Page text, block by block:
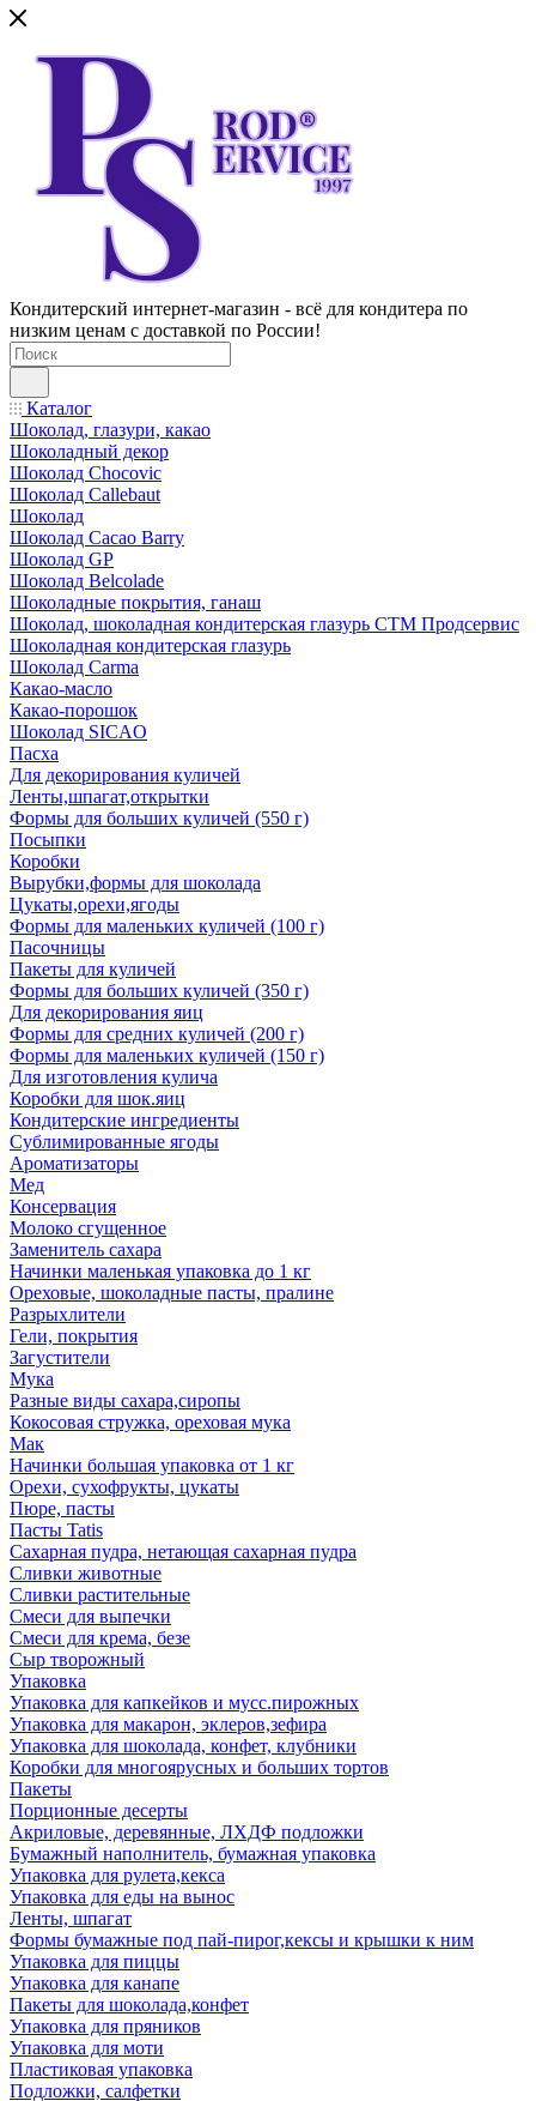
Кондитерский интернет-магазин - всё для кондитера по
низким ценам с доставкой по России!
Каталог
Шоколад, глазури, какао
Шоколадный декор
Шоколад Chocovic
Шоколад Callebaut
Шоколад
Шоколад Cacao Barry
Шоколад GP
Шоколад Belcolade
Шоколадные покрытия, ганаш
Шоколад, шоколадная кондитерская глазурь СТМ Продсервис
Шоколадная кондитерская глазурь
Шоколад Carma
Какао-масло
Какао-порошок
Шоколад SICAO
Пасха
Для декорирования куличей
Ленты,шпагат,открытки
Формы для больших куличей (550 г)
Посыпки
Коробки
Вырубки,формы для шоколада
Цукаты,орехи,ягоды
Формы для маленьких куличей (100 г)
Пасочницы
Пакеты для куличей
Формы для больших куличей (350 г)
Для декорирования яиц
Формы для средних куличей (200 г)
Формы для маленьких куличей (150 г)
Для изготовления кулича
Коробки для шок.яиц
Кондитерские ингредиенты
Сублимированные ягоды
Ароматизаторы
Мед
Консервация
Молоко сгущенное
Заменитель сахара
Начинки маленькая упаковка до 1 кг
Ореховые, шоколадные пасты, пралине
Разрыхлители
Гели, покрытия
Загустители
Мука
Разные виды сахара,сиропы
Кокосовая стружка, ореховая мука
Мак
Начинки большая упаковка от 1 кг
Орехи, сухофрукты, цукаты
Пюре, пасты
Пасты Tatis
Сахарная пудра, нетающая сахарная пудра
Сливки животные
Сливки растительные
Смеси для выпечки
Смеси для крема, безе
Сыр творожный
Упаковка
Упаковка для капкейков и мусс.пирожных
Упаковка для макарон, эклеров,зефира
Упаковка для шоколада, конфет, клубники
Коробки для многоярусных и больших тортов
Пакеты
Порционные десерты
Акриловые, деревянные, ЛХДФ подложки
Бумажный наполнитель, бумажная упаковка
Упаковка для рулета,кекса
Упаковка для еды на вынос
Ленты, шпагат
Формы бумажные под пай-пирог,кексы и крышки к ним
Упаковка для пиццы
Упаковка для канапе
Пакеты для шоколада,конфет
Упаковка для пряников
Упаковка для моти
Пластиковая упаковка
Подложки, салфетки